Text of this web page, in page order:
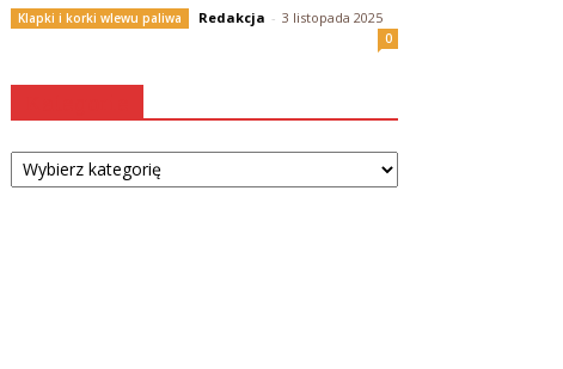
Klapki i korki wlewu paliwa Redakcja - 3 listopada 2025
0
Kategorie